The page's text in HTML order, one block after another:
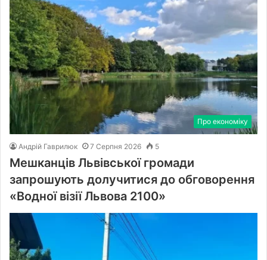
Про економіку
Андрій Гаврилюк 7 Серпня 2026 5
Мешканців Львівської громади
запрошують долучитися до обговорення
«Водної візії Львова 2100»